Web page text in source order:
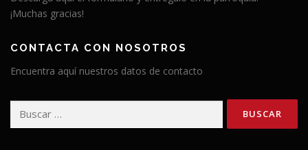
¡Muchas gracias!
CONTACTA CON NOSOTROS
Encuentra aquí nuestros datos de contacto